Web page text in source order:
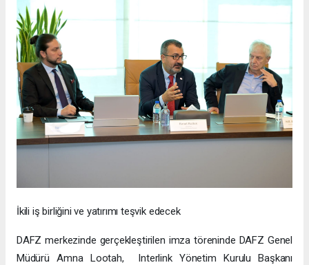
İkili iş birliğini ve yatırımı teşvik edecek
DAFZ merkezinde gerçekleştirilen imza töreninde DAFZ Genel
Müdürü Amna Lootah, Interlink Yönetim Kurulu Başkanı